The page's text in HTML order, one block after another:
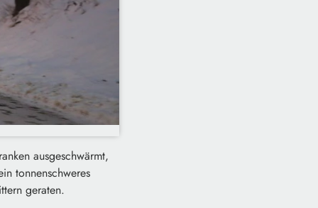
ausgeschwärmt,
tonnenschweres
geraten.